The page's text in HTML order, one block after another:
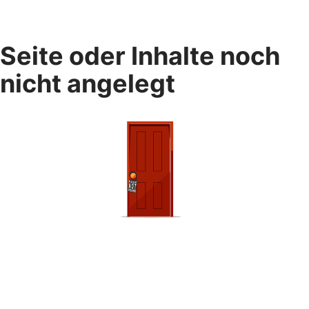
Seite oder Inhalte noch
nicht angelegt